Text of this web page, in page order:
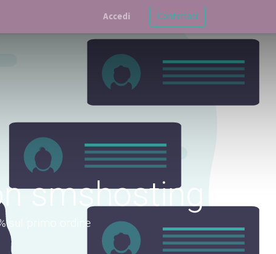
Accedi Contattaci
smshosting
sul primo ordine